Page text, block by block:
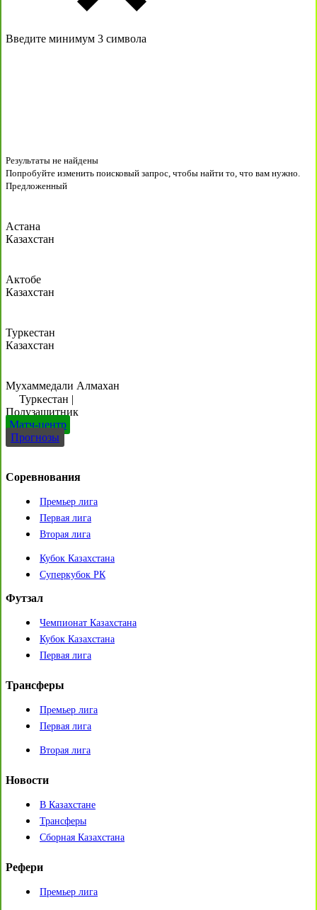
Введите минимум 3 символа
Результаты не найдены
Попробуйте изменить поисковый запрос, чтобы найти то, что вам нужно.
Предложенный
Астана
Казахстан
Актобе
Казахстан
Туркестан
Казахстан
Мухаммедали Алмахан
Туркестан |
Полузащитник
Матч-центр
Прогнозы
Соревнования
Премьер лига
Первая лига
Вторая лига
Кубок Казахстана
Суперкубок РК
Футзал
Чемпионат Казахстана
Кубок Казахстана
Первая лига
Трансферы
Премьер лига
Первая лига
Вторая лига
Новости
В Казахстане
Трансферы
Сборная Казахстана
Рефери
Премьер лига